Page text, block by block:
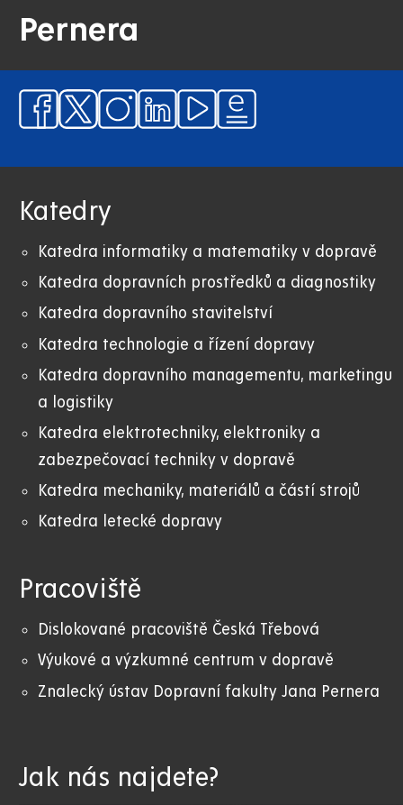
Pernera
Katedry
Katedra informatiky a matematiky v dopravě
Katedra dopravních prostředků a diagnostiky
Katedra dopravního stavitelství
Katedra technologie a řízení dopravy
Katedra dopravního managementu, marketingu
a logistiky
Katedra elektrotechniky, elektroniky a
zabezpečovací techniky v dopravě
Katedra mechaniky, materiálů a částí strojů
Katedra letecké dopravy
Pracoviště
Dislokované pracoviště Česká Třebová
Výukové a výzkumné centrum v dopravě
Znalecký ústav Dopravní fakulty Jana Pernera
Jak nás najdete?